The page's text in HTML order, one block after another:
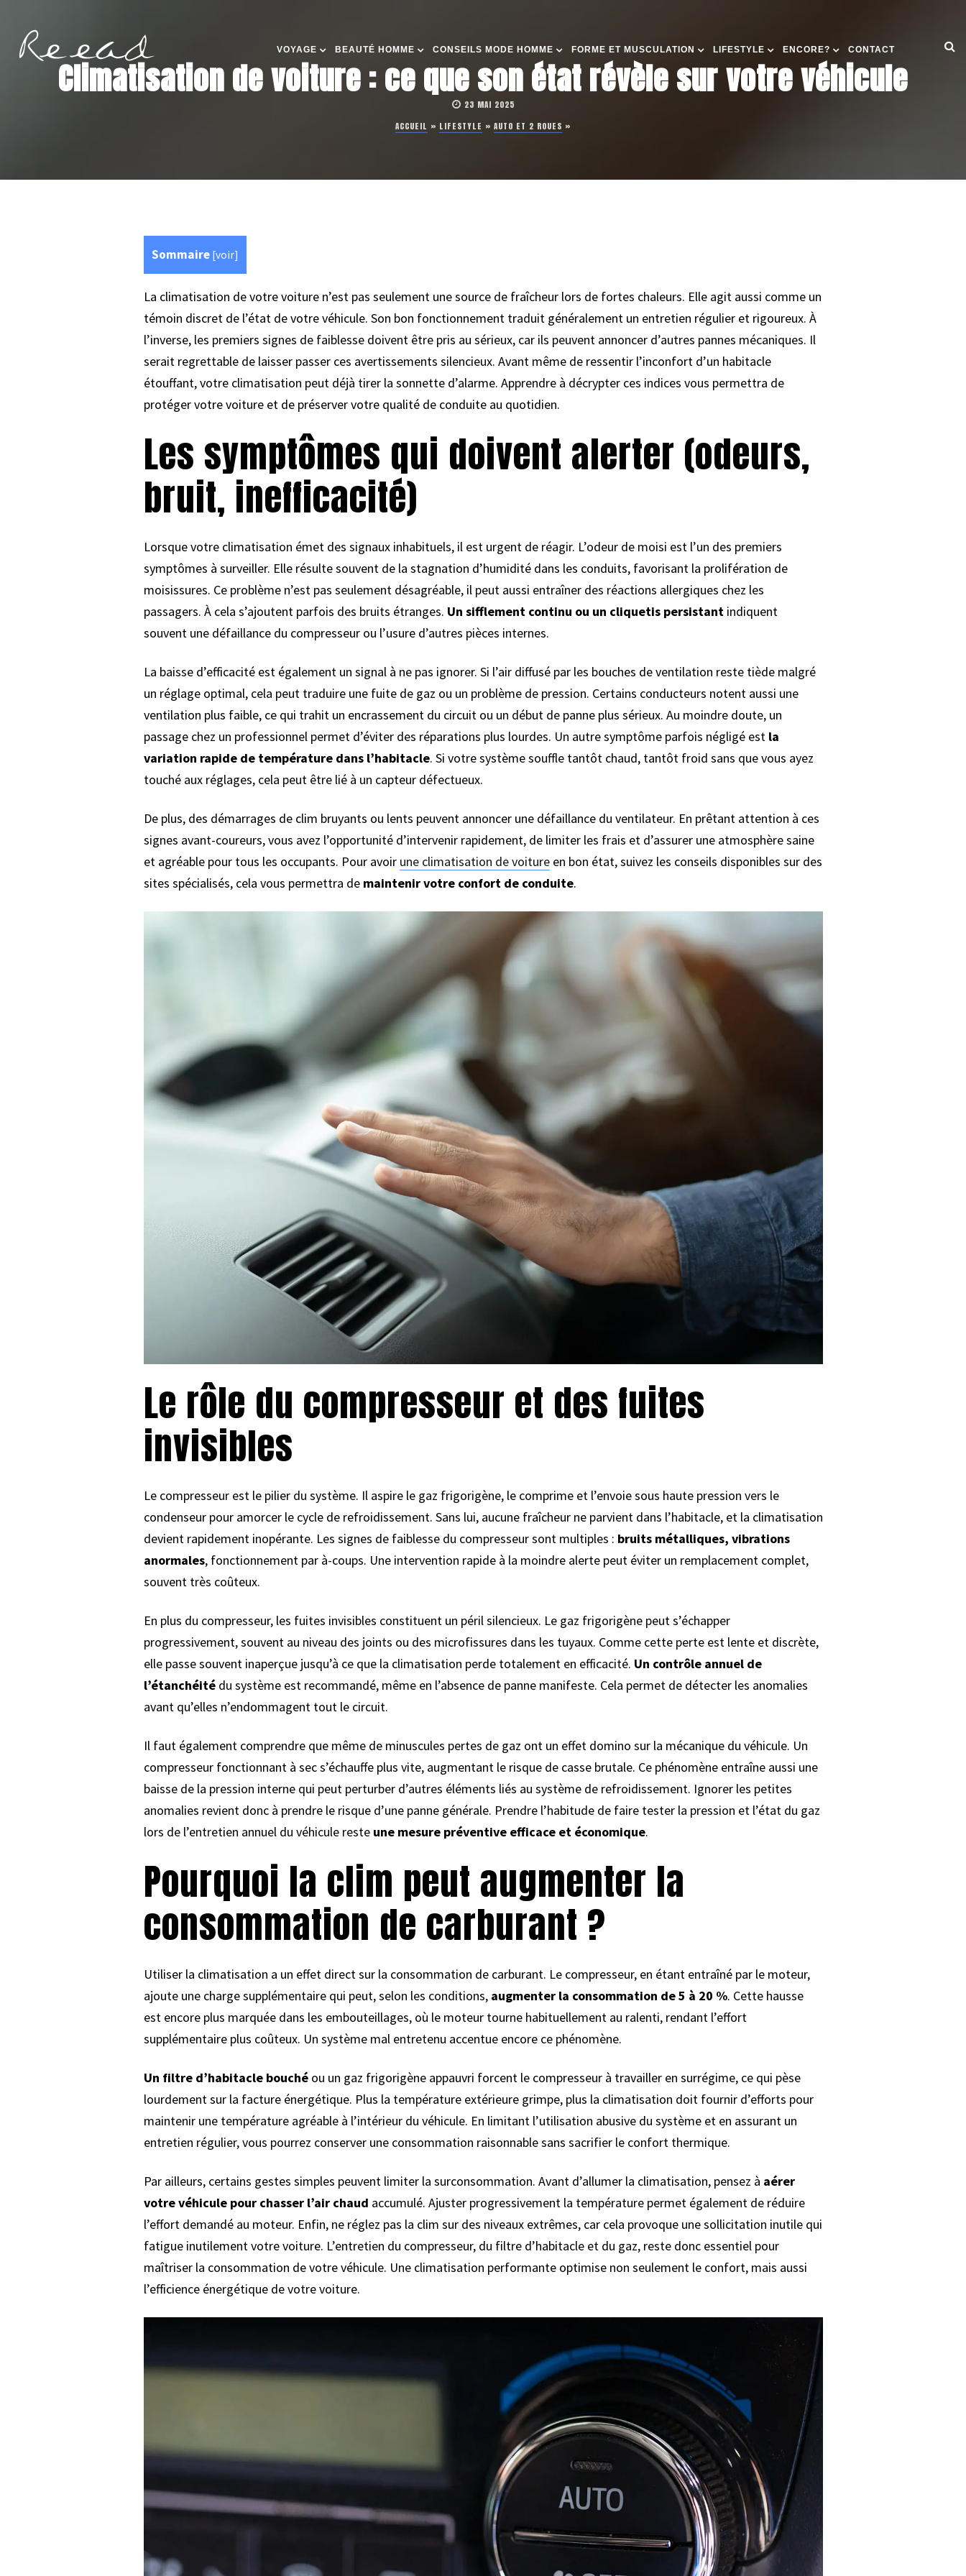
VOYAGE BEAUTÉ HOMME CONSEILS MODE HOMME FORME ET MUSCULATION LIFESTYLE ENCORE? CONTACT
Climatisation de voiture : ce que son état révèle sur votre véhicule
23 MAI 2025
ACCUEIL » LIFESTYLE » AUTO ET 2 ROUES »
Sommaire [voir]
La climatisation de votre voiture n’est pas seulement une source de fraîcheur lors de fortes chaleurs. Elle agit aussi comme un
témoin discret de l’état de votre véhicule. Son bon fonctionnement traduit généralement un entretien régulier et rigoureux. À
l’inverse, les premiers signes de faiblesse doivent être pris au sérieux, car ils peuvent annoncer d’autres pannes mécaniques. Il
serait regrettable de laisser passer ces avertissements silencieux. Avant même de ressentir l’inconfort d’un habitacle
étouffant, votre climatisation peut déjà tirer la sonnette d’alarme. Apprendre à décrypter ces indices vous permettra de
protéger votre voiture et de préserver votre qualité de conduite au quotidien.
Les symptômes qui doivent alerter (odeurs,
bruit, inefficacité)
Lorsque votre climatisation émet des signaux inhabituels, il est urgent de réagir. L’odeur de moisi est l’un des premiers
symptômes à surveiller. Elle résulte souvent de la stagnation d’humidité dans les conduits, favorisant la prolifération de
moisissures. Ce problème n’est pas seulement désagréable, il peut aussi entraîner des réactions allergiques chez les
passagers. À cela s’ajoutent parfois des bruits étranges. Un sifflement continu ou un cliquetis persistantindiquent
souvent une défaillance du compresseur ou l’usure d’autres pièces internes.
La baisse d’efficacité est également un signal à ne pas ignorer. Si l’air diffusé par les bouches de ventilation reste tiède malgré
un réglage optimal, cela peut traduire une fuite de gaz ou un problème de pression. Certains conducteurs notent aussi une
ventilation plus faible, ce qui trahit un encrassement du circuit ou un début de panne plus sérieux. Au moindre doute, un
passage chez un professionnel permet d’éviter des réparations plus lourdes. Un autre symptôme parfois négligé est la
variation rapide de température dans l’habitacle. Si votre système souffle tantôt chaud, tantôt froid sans que vous ayez
touché aux réglages, cela peut être lié à un capteur défectueux.
De plus, des démarrages de clim bruyants ou lents peuvent annoncer une défaillance du ventilateur. En prêtant attention à ces
signes avant-coureurs, vous avez l’opportunité d’intervenir rapidement, de limiter les frais et d’assurer une atmosphère saine
et agréable pour tous les occupants. Pour avoir une climatisation de voitureen bon état, suivez les conseils disponibles sur des
sites spécialisés, cela vous permettra de maintenir votre confort de conduite.
Le rôle du compresseur et des fuites
invisibles
Le compresseur est le pilier du système. Il aspire le gaz frigorigène, le comprime et l’envoie sous haute pression vers le
condenseur pour amorcer le cycle de refroidissement. Sans lui, aucune fraîcheur ne parvient dans l’habitacle, et la climatisation
devient rapidement inopérante. Les signes de faiblesse du compresseur sont multiples : bruits métalliques, vibrations
anormales, fonctionnement par à-coups. Une intervention rapide à la moindre alerte peut éviter un remplacement complet,
souvent très coûteux.
En plus du compresseur, les fuites invisibles constituent un péril silencieux. Le gaz frigorigène peut s’échapper
progressivement, souvent au niveau des joints ou des microfissures dans les tuyaux. Comme cette perte est lente et discrète,
elle passe souvent inaperçue jusqu’à ce que la climatisation perde totalement en efficacité. Un contrôle annuel de
l’étanchéitédu système est recommandé, même en l’absence de panne manifeste. Cela permet de détecter les anomalies
avant qu’elles n’endommagent tout le circuit.
Il faut également comprendre que même de minuscules pertes de gaz ont un effet domino sur la mécanique du véhicule. Un
compresseur fonctionnant à sec s’échauffe plus vite, augmentant le risque de casse brutale. Ce phénomène entraîne aussi une
baisse de la pression interne qui peut perturber d’autres éléments liés au système de refroidissement. Ignorer les petites
anomalies revient donc à prendre le risque d’une panne générale. Prendre l’habitude de faire tester la pression et l’état du gaz
lors de l’entretien annuel du véhicule reste une mesure préventive efficace et économique.
Pourquoi la clim peut augmenter la
consommation de carburant ?
Utiliser la climatisation a un effet direct sur la consommation de carburant. Le compresseur, en étant entraîné par le moteur,
ajoute une charge supplémentaire qui peut, selon les conditions, augmenter la consommation de 5 à 20 %. Cette hausse
est encore plus marquée dans les embouteillages, où le moteur tourne habituellement au ralenti, rendant l’effort
supplémentaire plus coûteux. Un système mal entretenu accentue encore ce phénomène.
Un filtre d’habitacle bouchéou un gaz frigorigène appauvri forcent le compresseur à travailler en surrégime, ce qui pèse
lourdement sur la facture énergétique. Plus la température extérieure grimpe, plus la climatisation doit fournir d’efforts pour
maintenir une température agréable à l’intérieur du véhicule. En limitant l’utilisation abusive du système et en assurant un
entretien régulier, vous pourrez conserver une consommation raisonnable sans sacrifier le confort thermique.
Par ailleurs, certains gestes simples peuvent limiter la surconsommation. Avant d’allumer la climatisation, pensez à aérer
votre véhicule pour chasser l’air chaud accumulé. Ajuster progressivement la température permet également de réduire
l’effort demandé au moteur. Enfin, ne réglez pas la clim sur des niveaux extrêmes, car cela provoque une sollicitation inutile qui
fatigue inutilement votre voiture. L’entretien du compresseur, du filtre d’habitacle et du gaz, reste donc essentiel pour
maîtriser la consommation de votre véhicule. Une climatisation performante optimise non seulement le confort, mais aussi
l’efficience énergétique de votre voiture.